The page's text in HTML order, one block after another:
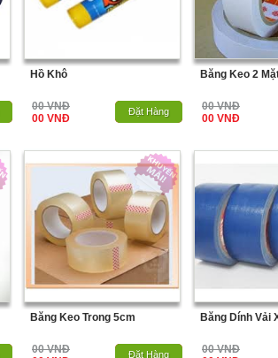
Hồ Khô
00 VNĐ
00 VNĐ
Hết Hàng
Đặt Hàng
Băng Keo 2
00 VNĐ
00 VNĐ
Băng Keo Trong 5cm
00 VNĐ
Hết Hàng
Đặt Hàng
Băng Dính Vải
00 VNĐ